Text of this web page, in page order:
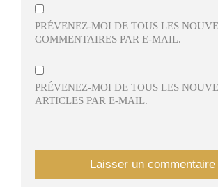
PRÉVENEZ-MOI DE TOUS LES
COMMENTAIRES PAR E-MAIL.
PRÉVENEZ-MOI DE TOUS LES
ARTICLES PAR E-MAIL.